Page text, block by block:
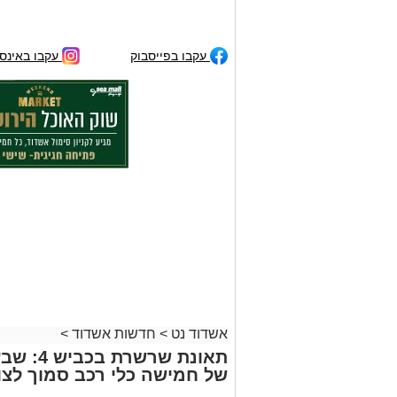
עקבו בפייסבוק עקבו
אשדוד נט > חדשות אשדוד >
תאונת
של חמישה כלי רכב סמוך